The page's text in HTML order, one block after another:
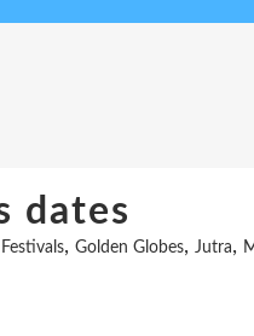
dates
Festivals, Golden Globes, Jutra,